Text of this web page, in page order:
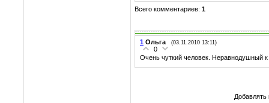
Всего комментариев: 1
1 Ольга (03.11.2010 13:11)
0
Очень чуткий человек. Неравнодушный
Добавлять